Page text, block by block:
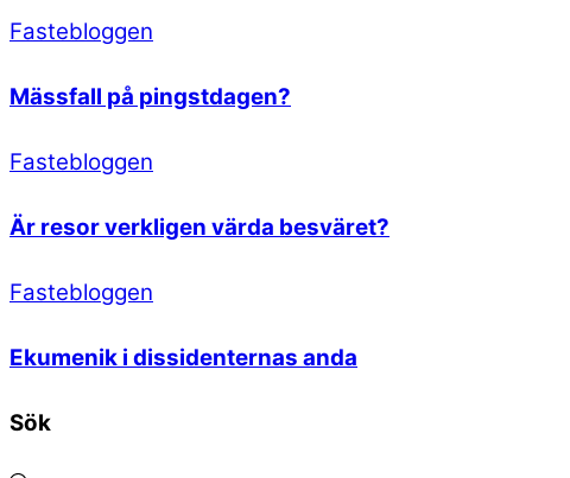
Fastebloggen
Mässfall på pingstdagen?
Fastebloggen
Är resor verkligen värda besväret?
Fastebloggen
Ekumenik i dissidenternas anda
Sök